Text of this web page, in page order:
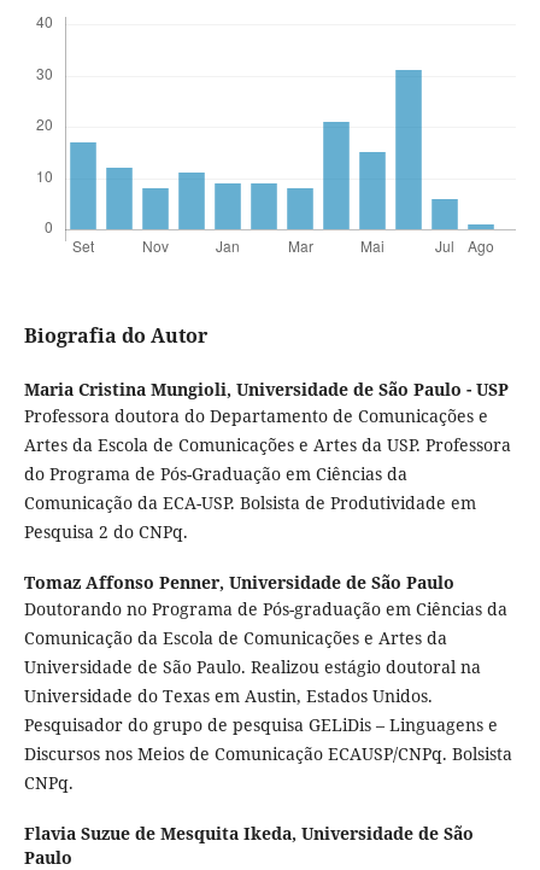
Biografia do Autor
Maria Cristina Mungioli, Universidade de São Paulo - USP
Professora doutora do Departamento de Comunicações e
Artes da Escola de Comunicações e Artes da USP. Professora
do Programa de Pós-Graduação em Ciências da
Comunicação da ECA-USP. Bolsista de Produtividade em
Pesquisa 2 do CNPq.
Tomaz Affonso Penner, Universidade de São Paulo
Doutorando no Programa de Pós-graduação em Ciências da
Comunicação da Escola de Comunicações e Artes da
Universidade de São Paulo. Realizou estágio doutoral na
Universidade do Texas em Austin, Estados Unidos.
Pesquisador do grupo de pesquisa GELiDis – Linguagens e
Discursos nos Meios de Comunicação ECAUSP/CNPq. Bolsista
CNPq.
Flavia Suzue de Mesquita Ikeda, Universidade de São
Paulo